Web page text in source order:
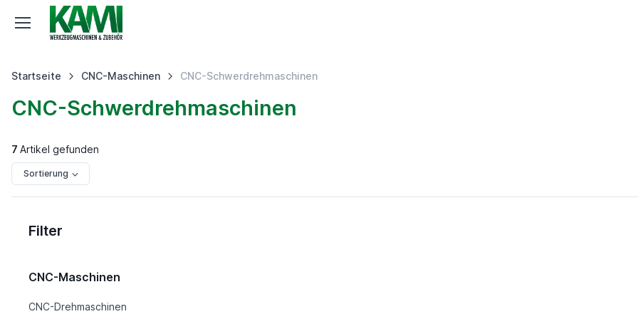
Startseite CNC-Maschinen CNC-Schwerdrehmaschinen
CNC-Schwerdrehmaschinen
7 Artikel gefunden
Sortierung
Filter
CNC-Maschinen
CNC-Drehmaschinen